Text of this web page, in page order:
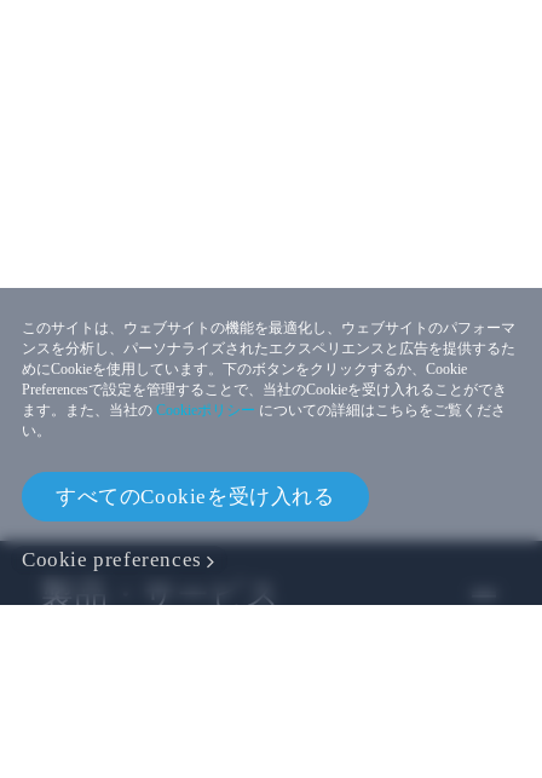
このサイトは、ウェブサイトの機能を最適化し、ウェブサイトのパフォーマ
ンスを分析し、パーソナライズされたエクスペリエンスと広告を提供するた
めにCookieを使用しています。下のボタンをクリックするか、Cookie
Preferencesで設定を管理することで、当社のCookieを受け入れることができ
ます。また、当社の Cookieポリシー についての詳細はこちらをご覧くださ
い。
すべてのCookieを受け入れる
Cookie preferences
製品・サービス